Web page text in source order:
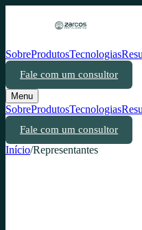
SobreProdutosTecnologias
Fale com um consultor
Menu
SobreProdutosTecnologias
Fale com um consultor
Início/Representantes